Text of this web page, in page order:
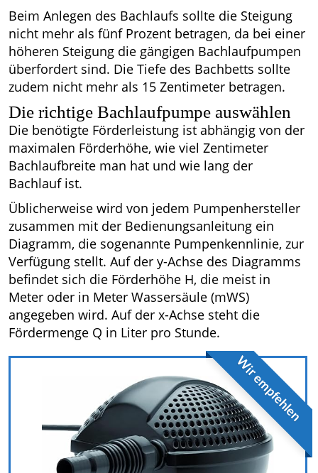
Beim Anlegen des Bachlaufs sollte die Steigung
nicht mehr als fünf Prozent betragen, da bei einer
höheren Steigung die gängigen Bachlaufpumpen
überfordert sind. Die Tiefe des Bachbetts sollte
zudem nicht mehr als 15 Zentimeter betragen.
Die richtige Bachlaufpumpe auswählen
Die benötigte Förderleistung ist abhängig von der
maximalen Förderhöhe, wie viel Zentimeter
Bachlaufbreite man hat und wie lang der
Bachlauf ist.
Üblicherweise wird von jedem Pumpenhersteller
zusammen mit der Bedienungsanleitung ein
Diagramm, die sogenannte Pumpenkennlinie, zur
Verfügung stellt. Auf der y-Achse des Diagramms
befindet sich die Förderhöhe H, die meist in
Meter oder in Meter Wassersäule (mWS)
angegeben wird. Auf der x-Achse steht die
Fördermenge Q in Liter pro Stunde.
Wir empfehlen